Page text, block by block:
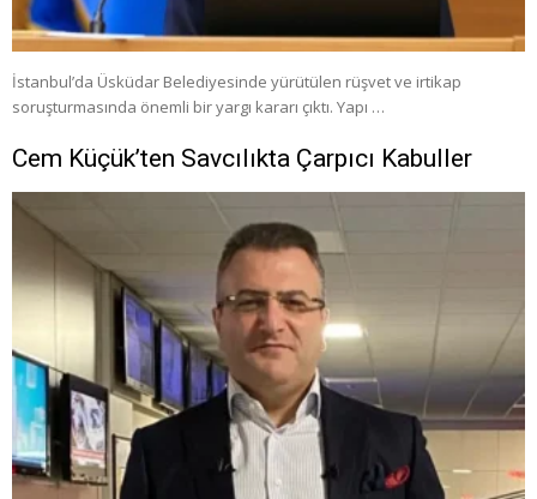
İstanbul’da Üsküdar Belediyesinde yürütülen rüşvet ve irtikap
soruşturmasında önemli bir yargı kararı çıktı. Yapı …
Cem Küçük’ten Savcılıkta Çarpıcı Kabuller